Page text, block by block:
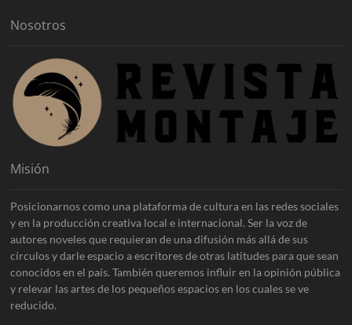
Nosotros
Misión
Posicionarnos como una plataforma de cultura en las redes sociales
y en la producción creativa local e internacional. Ser la voz de
autores noveles que requieran de una difusión más allá de sus
círculos y darle espacio a escritores de otras latitudes para que sean
conocidos en el país. También queremos influir en la opinión pública
y relevar las artes de los pequeños espacios en los cuales se ve
reducido.